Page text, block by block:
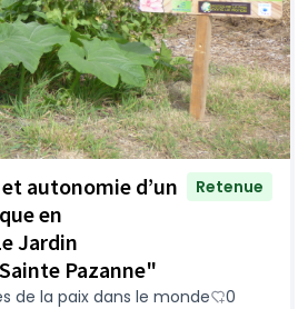
autonomie d’un
en
Jardin
Pazanne"
Retenue
de la paix dans le monde 0